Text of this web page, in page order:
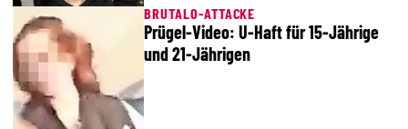
BRUTALO-ATTACKE
Prügel-Video: U-Haft für 15-Jährige
und 21-Jährigen